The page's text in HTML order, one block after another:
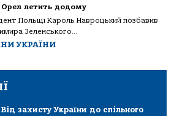
Орел летить додому
Польщі Кароль Навроцький позбавив
Зеленського...
УКРАЇНИ
Від захисту України до спільного